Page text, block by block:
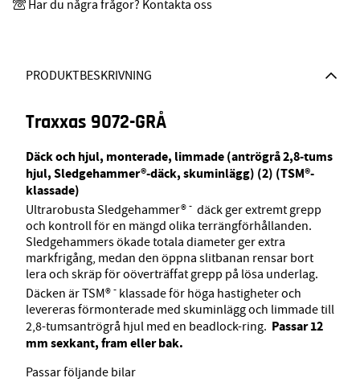
PRODUKTBESKRIVNING
Traxxas 9072-GRÅ
Däck och hjul, monterade, limmade (antrögrå 2,8-tums
hjul, Sledgehammer®-däck, skuminlägg) (2) (TSM®-
klassade)
Ultrarobusta Sledgehammer®- däck ger extremt grepp
och kontroll för en mängd olika terrängförhållanden.
Sledgehammers ökade totala diameter ger extra
markfrigång, medan den öppna slitbanan rensar bort
lera och skräp för oöverträffat grepp på lösa underlag.
Däcken är TSM®- klassade för höga hastigheter och
levereras förmonterade med skuminlägg och limmade till
2,8-tumsantrögrå hjul med en beadlock-ring. Passar 12
mm sexkant, fram eller bak.
Passar följande bilar
Har du några frågor? Kontakta oss